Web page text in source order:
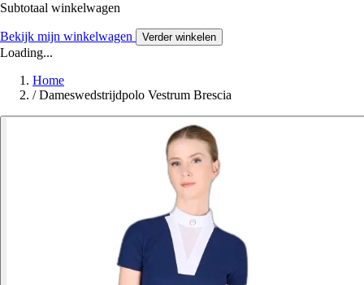
Subtotaal winkelwagen
Bekijk mijn winkelwagen Verder winkelen
Loading...
Home
/ Dameswedstrijdpolo Vestrum Brescia